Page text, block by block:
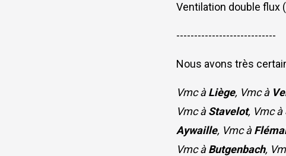
Ventilation double flux
----------------------------
Nous avons très
Vmc àLiège, Vmc à
Vmc àStavelot, Vmc à
Aywaille, Vmc à
Vmc àButgenbach,